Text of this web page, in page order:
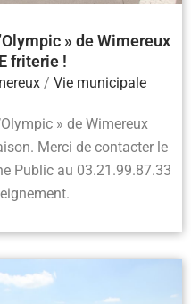
» de Wimereux
friterie !
/ Vie municipale
» de Wimereux
Merci de contacter le
Public au 03.21.99.87.33